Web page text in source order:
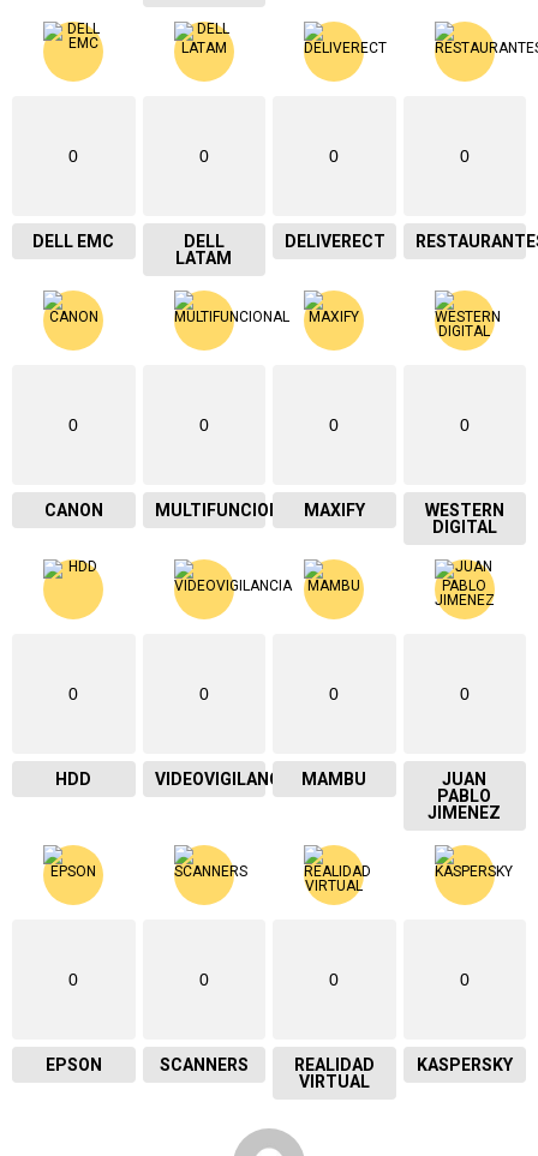
0
DELL EMC
0
DELL
LATAM
0
DELIVERECT
0
0
CANON
0
MULTIFUNCIONAL
0
MAXIFY
0
WESTERN
DIGITAL
0
HDD
0
VIDEOVIGILANCIA
0
MAMBU
0
JUAN
PABLO
JIMENEZ
0
EPSON
0
SCANNERS
0
REALIDAD
VIRTUAL
0
KASPERSKY